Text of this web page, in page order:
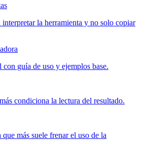
la herramienta y no solo copiar
guía de uso y ejemplos base.
condiciona la lectura del resultado.
más suele frenar el uso de la